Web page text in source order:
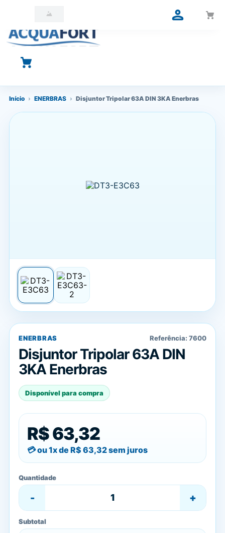
O que você está procurando?
Início › ENERBRAS › Disjuntor Tripolar 63A DIN 3KA Enerbras
ENERBRAS Referência: 7600
Disjuntor Tripolar 63A DIN
3KA Enerbras
Disponível para compra
R$ 63,32
ou 1x de R$ 63,32sem juros
Quantidade
- +
Subtotal